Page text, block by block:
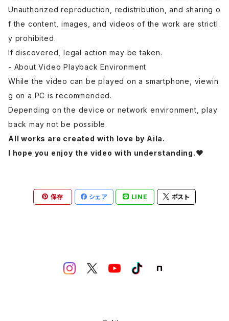
Unauthorized reproduction, redistribution, and sharing o
f the content, images, and videos of the work are strictl
y prohibited.
If discovered, legal action may be taken.
- About Video Playback Environment
While the video can be played on a smartphone, viewin
g on a PC is recommended.
Depending on the device or network environment, play
back may not be possible.
All works are created with love by Aila.
I hope you enjoy the video with understanding‪‪.❤︎‬
保存 シェア LINE ポスト